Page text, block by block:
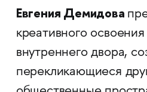
Евгения Демидова
креативного
внутреннего двора,
перекликающиеся